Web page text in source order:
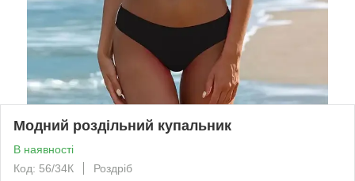
Модний роздільний купальник
В наявності
Код: 56/34К
Роздріб